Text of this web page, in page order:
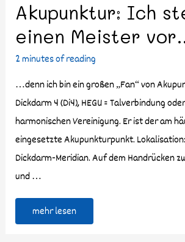
Akupunktur: Ich
einen Meister
2 minutes of reading
…denn ich bin ein großen „Fan“ von
Dickdarm 4 (Di4), HEGU = Talverbindung
harmonischen Vereinigung. Er ist der am
eingesetzte Akupunkturpunkt.
Dickdarm-Meridian. Auf dem Handrücken
und …
mehr lesen